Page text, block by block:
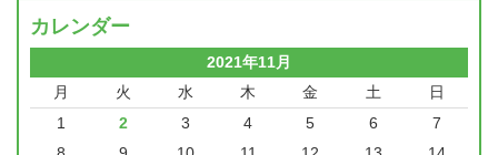
カレンダー
2021年11月
月
火 水 木 金 土 日
1 2 3 4 5 6
7